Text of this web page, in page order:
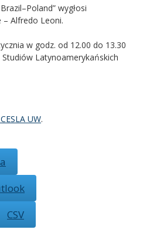
wygłosi
– Alfredo Leoni.
w godz. od 12.00 do 13.30
Latynoamerykańskich
UW.
CSV